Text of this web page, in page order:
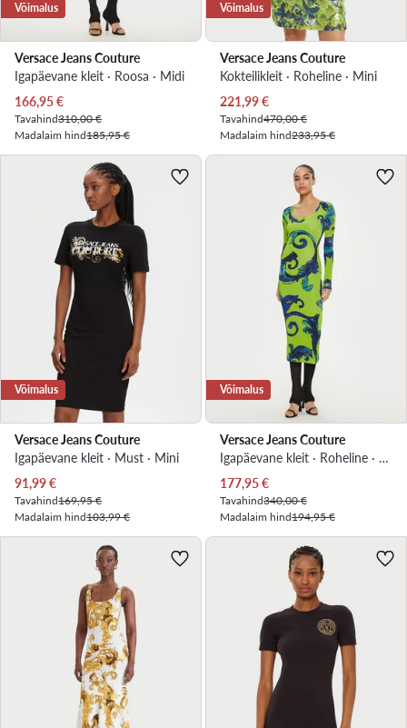
Võimalus
Versace Jeans Couture
Igapäevane kleit · Roosa · Midi
Praegune hind
166,95€
Tavahind310,00 €
Madalaim hind185,95 €
Võimalus
Versace Jeans Couture
Kokteilikleit · Roheline · Mini
Praegune hind
221,99€
Tavahind470,00 €
Madalaim hind233,95 €
Võimalus
Versace Jeans Couture
Igapäevane kleit · Must · Mini
Praegune hind
91,99€
Tavahind169,95 €
Madalaim hind103,99 €
Võimalus
Versace Jeans Couture
Igapäevane kleit · Roheline · Midi
Praegune hind
177,95€
Tavahind340,00 €
Madalaim hind194,95 €